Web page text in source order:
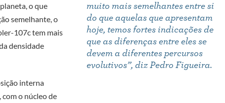
muito mais semelhantes entre si
do que aquelas que apresentam
hoje, temos fortes indicações de
que as diferenças entre eles se
devem a diferentes percursos
evolutivos”, diz Pedro Figueira.
o que
semelhante, o
107c tem mais
densidade
interna
o núcleo de